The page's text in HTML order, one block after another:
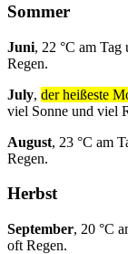
Sommer
Juni, 22 °C am
Regen.
July, der heißeste
viel Sonne und viel
August, 23 °C am
Regen.
Herbst
September, 20 °C
oft Regen.